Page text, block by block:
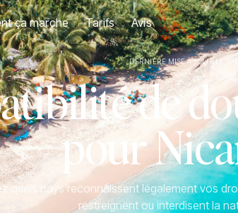
ça marche Tarifs Avis
DERNIÈRE MISE À JOUR LE 19
de
pour
quels pays reconnaissent légalement vos
restreignent ou interdisent la